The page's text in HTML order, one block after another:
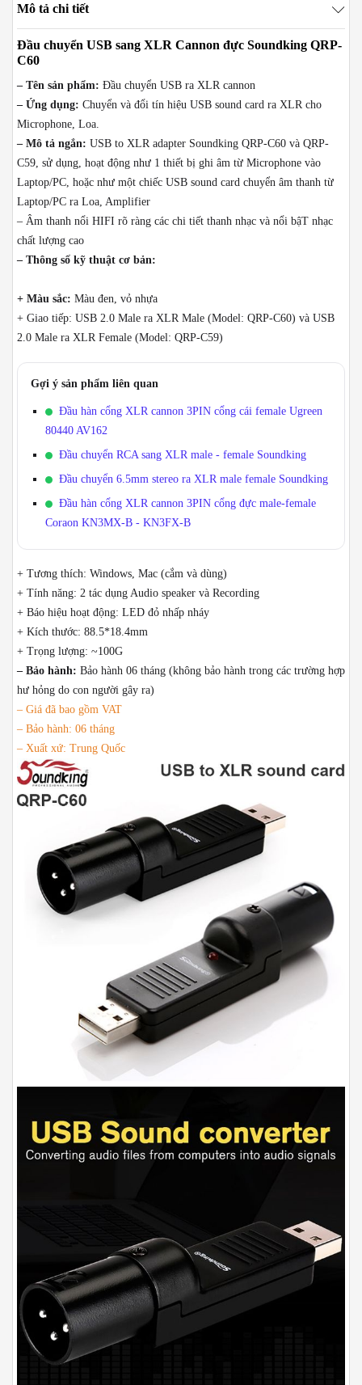
Mô tả chi tiết
Đầu chuyển USB sang XLR Cannon đực Soundking QRP-
C60
– Tên sản phẩm: Đầu chuyển USB ra XLR cannon
– Ứng dụng: Chuyển và đổi tín hiệu USB sound card ra XLR cho
Microphone, Loa.
– Mô tả ngắn: USB to XLR adapter Soundking QRP-C60 và QRP-
C59, sử dụng, hoạt động như 1 thiết bị ghi âm từ Microphone vào
Laptop/PC, hoặc như một chiếc USB sound card chuyển âm thanh từ
Laptop/PC ra Loa, Amplifier
– Âm thanh nổi HIFI rõ ràng các chi tiết thanh nhạc và nổi bậT nhạc
chất lượng cao
– Thông số kỹ thuật cơ bản:
+ Màu sắc: Màu đen, vỏ nhựa
+ Giao tiếp: USB 2.0 Male ra XLR Male (Model: QRP-C60) và USB
2.0 Male ra XLR Female (Model: QRP-C59)
Gợi ý sản phẩm liên quan
Đầu hàn cổng XLR cannon 3PIN cổng cái female Ugreen
80440 AV162
Đầu chuyển RCA sang XLR male - female Soundking
Đầu chuyển 6.5mm stereo ra XLR male female Soundking
Đầu hàn cổng XLR cannon 3PIN cổng đực male-female
Coraon KN3MX-B - KN3FX-B
+ Tương thích: Windows, Mac (cắm và dùng)
+ Tính năng: 2 tác dụng Audio speaker và Recording
+ Báo hiệu hoạt động: LED đỏ nhấp nháy
+ Kích thước: 88.5*18.4mm
+ Trọng lượng: ~100G
– Bảo hành: Bảo hành 06 tháng (không bảo hành trong các trường hợp
hư hỏng do con người gây ra)
– Giá đã bao gồm VAT
– Bảo hành: 06 tháng
– Xuất xứ: Trung Quốc